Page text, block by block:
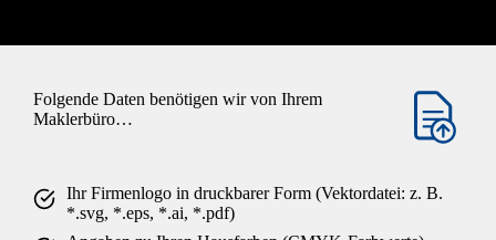
Folgende Daten benötigen wir von Ihrem
Maklerbüro…
Ihr Firmenlogo in druckbarer Form (Vektordatei: z. B.
*.svg, *.eps, *.ai, *.pdf)